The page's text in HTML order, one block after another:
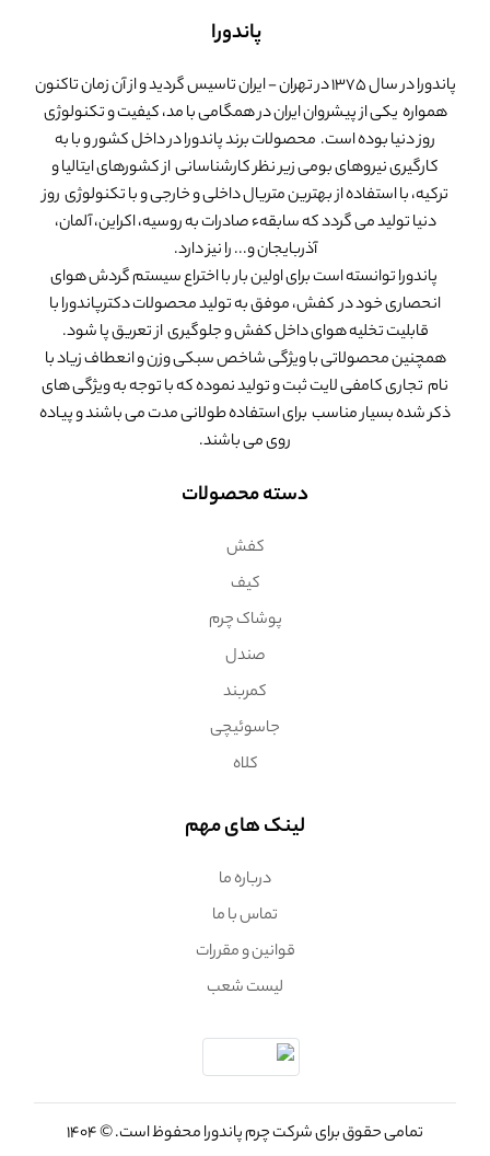
پاندورا
پاندورا در سال 1375 در تهران - ایران تاسیس گردید و از آن زمان تاکنون
همواره یکی از پیشروان ایران در همگامی با مد، کیفیت و تکنولوژی
روز دنیا بوده است. محصولات برند پاندورا در داخل کشور و با به
کارگیری نیروهای بومی زیر نظر کارشناسانی از کشورهای ایتالیا و
ترکیه، با استفاده از بهترین متریال داخلی و خارجی و با تکنولوژی روز
دنیا تولید می گردد که سابقهء صادرات به روسیه، اکراین، آلمان،
آذربایجان و... را نیز دارد.
پاندورا توانسته است برای اولین بار با اختراع سیستم گردش هوای
انحصاری خود در کفش، موفق به تولید محصولات دکترپاندورا با
قابلیت تخلیه هوای داخل کفش و جلوگیری از تعریق پا شود.
همچنین محصولاتی با ویژگی شاخص سبکی وزن و انعطاف زیاد با
نام تجاری کامفی لایت ثبت و تولید نموده که با توجه به ویژگی های
ذکر شده بسیار مناسب برای استفاده طولانی مدت می باشند و پیاده
روی می باشند.
دسته محصولات
کفش
کیف
پوشاک چرم
صندل
کمربند
جاسوئیچی
کلاه
لینک های مهم
درباره ما
تماس با ما
قوانین و مقررات
لیست شعب
تمامی حقوق برای شرکت چرم پاندورا محفوظ است. © 1404